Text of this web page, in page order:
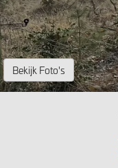
Bekijk Foto's